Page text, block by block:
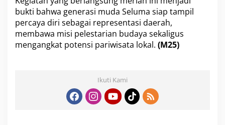
bukti bahwa generasi muda Seluma siap tampil
percaya diri sebagai representasi daerah,
membawa misi pelestarian budaya sekaligus
mengangkat potensi pariwisata lokal. (M25)
Ikuti Kami